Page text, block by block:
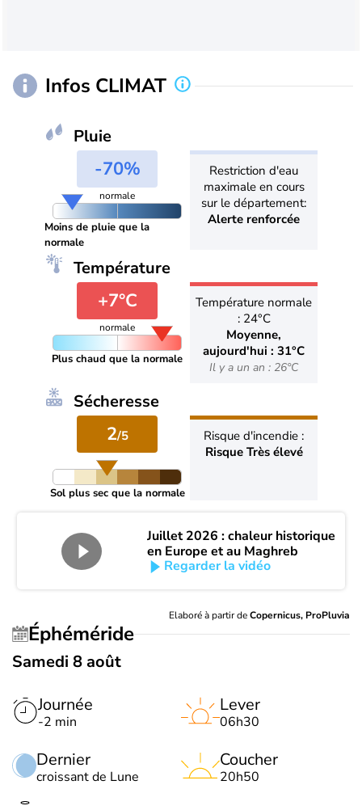
Infos CLIMAT
Pluie
-70%
normale
Moins de pluie que la
normale
Restriction d'eau
maximale en cours
sur le département:
Alerte renforcée
Température
+7°C
normale
Plus chaud que la normale
Température normale
: 24°C
Moyenne,
aujourd'hui : 31°C
Il y a un an : 26°C
Sécheresse
2/5
Sol plus sec que la normale
Risque d'incendie :
Risque Très élevé
Juillet 2026 : chaleur historique
en Europe et au Maghreb
Regarder la vidéo
Elaboré à partir deCopernicus, ProPluvia
Éphéméride
Samedi 8 août
Journée
-2 min
Dernier
croissant de Lune
Lever
06h30
Coucher
20h50